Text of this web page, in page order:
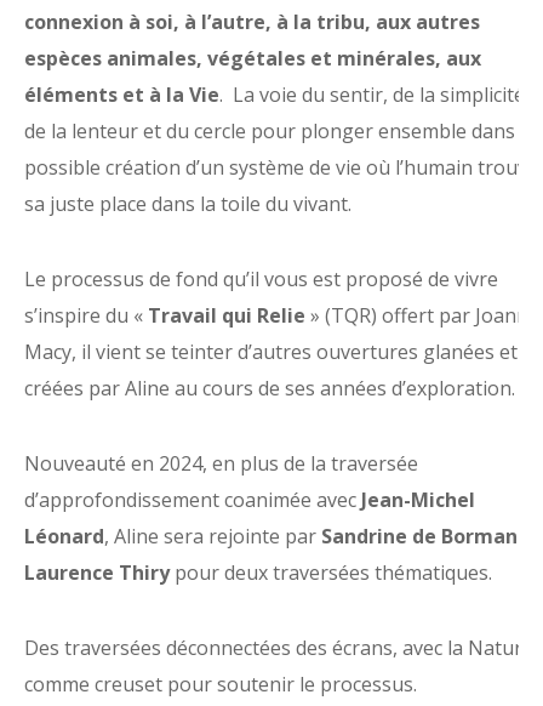
connexion à soi, à l’autre, à la tribu, aux autres
espèces animales, végétales et minérales, aux
éléments et à la Vie. La voie du sentir, de la simplicité,
de la lenteur et du cercle pour plonger ensemble dans la
possible création d’un système de vie où l’humain trouve
sa juste place dans la toile du vivant.
Le processus de fond qu’il vous est proposé de vivre
s’inspire du « Travail qui Relie » (TQR) offert par Joanna
Macy, il vient se teinter d’autres ouvertures glanées et
créées par Aline au cours de ses années d’exploration.
Nouveauté en 2024, en plus de la traversée
d’approfondissement coanimée avec Jean-Michel
Léonard, Aline sera rejointe par Sandrine de Borman
Laurence Thirypour deux traversées thématiques.
Des traversées déconnectées des écrans, avec la Nature
comme creuset pour soutenir le processus.